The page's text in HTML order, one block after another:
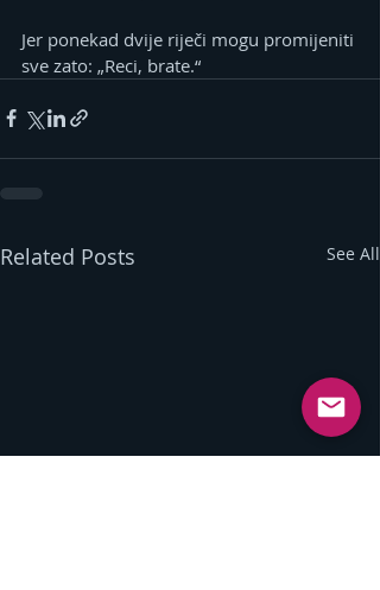
Jer ponekad dvije riječi mogu promijeniti
sve zato: „Reci, brate.“
Related Posts See All